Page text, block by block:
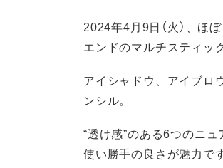
2024年4月9日（火）、ほ
エンドのマルチスティッ
アイシャドウ、アイブロ
ンシル。
“透け感”のある6つのニ
使い勝手の良さが魅力です